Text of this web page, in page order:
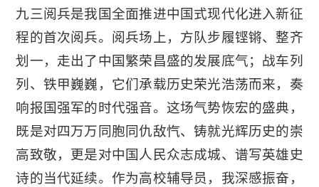
九三阅兵是我国全面推进中国式现代化进入新征
程的首次阅兵。阅兵场上，方队步履铿锵、整齐
划一，走出了中国繁荣昌盛的发展底气；战车列
列、铁甲巍巍，它们承载历史荣光浩荡而来，奏
响报国强军的时代强音。这场气势恢宏的盛典，
既是对四万万同胞同仇敌忾、铸就光辉历史的崇
高致敬，更是对中国人民众志成城、谱写英雄史
诗的当代延续。作为高校辅导员，我深感振奋，